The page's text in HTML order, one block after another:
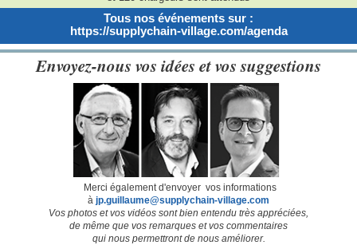
Tous nos événements sur :
https://supplychain-village.com/agenda
Envoyez-nous vos idées et vos suggestions
Merci également d'envoyer vos informations
à jp.guillaume@supplychain-village.com
Vos photos et vos vidéos sont bien entendu très appréciées,
de même que vos remarques et vos commentaires
qui nous permettront de nous améliorer.